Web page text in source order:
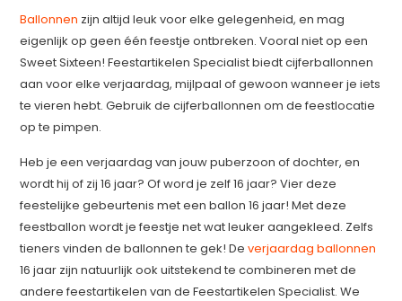
Ballonnen zijn altijd leuk voor elke gelegenheid, en mag
eigenlijk op geen één feestje ontbreken. Vooral niet op een
Sweet Sixteen! Feestartikelen Specialist biedt cijferballonnen
aan voor elke verjaardag, mijlpaal of gewoon wanneer je iets
te vieren hebt. Gebruik de cijferballonnen om de feestlocatie
op te pimpen.
Heb je een verjaardag van jouw puberzoon of dochter, en
wordt hij of zij 16 jaar? Of word je zelf 16 jaar? Vier deze
feestelijke gebeurtenis met een ballon 16 jaar! Met deze
feestballon wordt je feestje net wat leuker aangekleed. Zelfs
tieners vinden de ballonnen te gek! Deverjaardag ballonnen
16 jaar zijn natuurlijk ook uitstekend te combineren met de
andere feestartikelen van de Feestartikelen Specialist. We